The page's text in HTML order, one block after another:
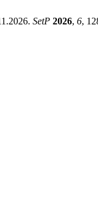
SetP 2026, 6,